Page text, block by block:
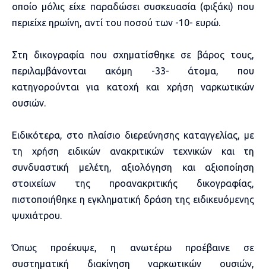
οποίο μόλις είχε παραδώσει συσκευασία (φιξάκι) που
περιείχε ηρωίνη, αντί του ποσού των -10- ευρώ.
Στη δικογραφία που σχηματίσθηκε σε βάρος τους,
περιλαμβάνονται ακόμη -33- άτομα, που
κατηγορούνται για κατοχή και χρήση ναρκωτικών
ουσιών.
Ειδικότερα, στο πλαίσιο διερεύνησης καταγγελίας, με
τη χρήση ειδικών ανακριτικών τεχνικών και τη
συνδυαστική μελέτη, αξιολόγηση και αξιοποίηση
στοιχείων της προανακριτικής δικογραφίας,
πιστοποιήθηκε η εγκληματική δράση της ειδικευόμενης
ψυχιάτρου.
Όπως προέκυψε, η ανωτέρω προέβαινε σε
συστηματική διακίνηση ναρκωτικών ουσιών,